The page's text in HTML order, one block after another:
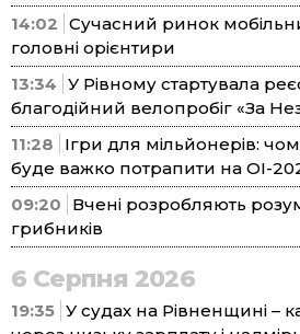
14:02 Сучасний ринок
головні орієнтири
13:34 У Рівному стартувала
благодійний велопробіг «За
11:28
Ігри для мільйонерів:
буде важко потрапити на ОІ-
09:20
Вчені розробляють
грибників
6 Серпня 2026
19:35 У судах на Рівненщині –